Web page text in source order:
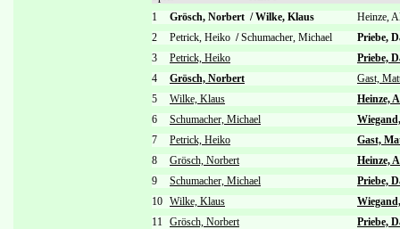
1
Grösch, Norbert /Wilke, Klaus
Heinze,
2
Petrick, Heiko /Schumacher, Michael
Priebe,
3
Petrick, Heiko
Priebe,
4
Grösch, Norbert
Gast,
5
Wilke, Klaus
Heinze,
6
Schumacher, Michael
7
Petrick, Heiko
Gast,
8
Grösch, Norbert
Heinze,
9
Schumacher, Michael
Priebe,
10 Wilke, Klaus
11 Grösch, Norbert
Priebe,